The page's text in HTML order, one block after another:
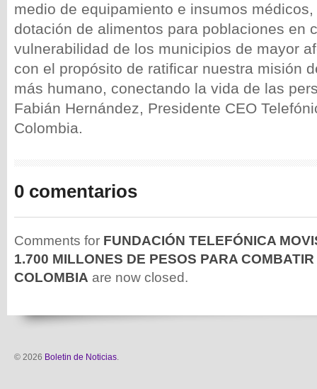
medio de equipamiento e insumos
dotación de alimentos para poblaciones en
vulnerabilidad de los municipios de mayor
con el propósito de ratificar nuestra misión
más humano, conectando la vida de las
Fabián Hernández, Presidente CEO
Colombia.
0 comentarios
Comments for FUNDACIÓN TELEFÓNICA
1.700 MILLONES DE PESOS PARA
COLOMBIA are now closed.
© 2026 Boletin de Noticias.